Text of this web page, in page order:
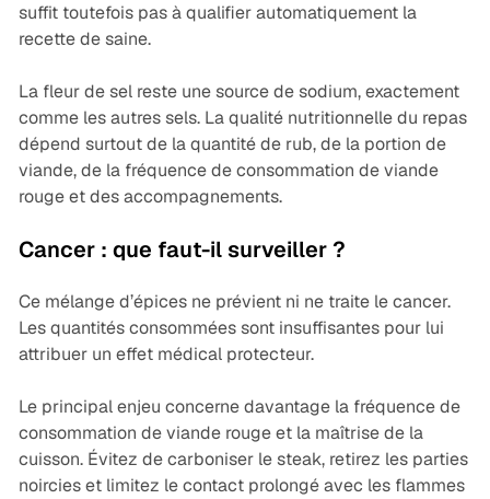
suffit toutefois pas à qualifier automatiquement la
recette de saine.
La fleur de sel reste une source de sodium, exactement
comme les autres sels. La qualité nutritionnelle du repas
dépend surtout de la quantité de rub, de la portion de
viande, de la fréquence de consommation de viande
rouge et des accompagnements.
Cancer : que faut-il surveiller ?
Ce mélange d’épices ne prévient ni ne traite le cancer.
Les quantités consommées sont insuffisantes pour lui
attribuer un effet médical protecteur.
Le principal enjeu concerne davantage la fréquence de
consommation de viande rouge et la maîtrise de la
cuisson. Évitez de carboniser le steak, retirez les parties
noircies et limitez le contact prolongé avec les flammes